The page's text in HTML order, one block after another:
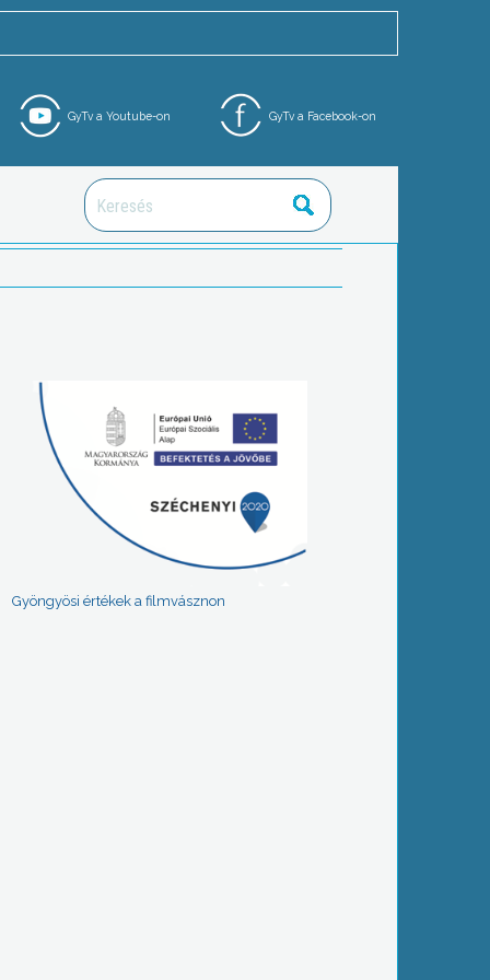
GyTv a Facebook-on
GyTv a Youtube-on
Gyöngyösi értékek a filmvásznon